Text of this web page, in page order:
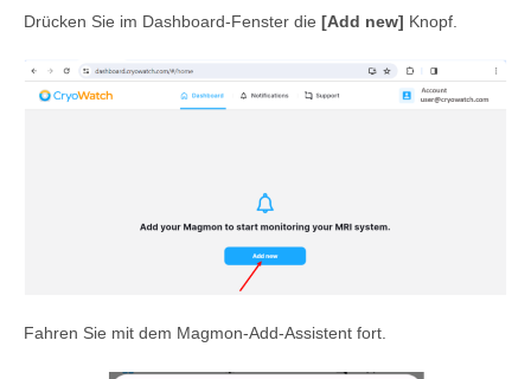
Drücken Sie im Dashboard-Fenster die [Add new] Knopf.
Fahren Sie mit dem Magmon-Add-Assistent fort.